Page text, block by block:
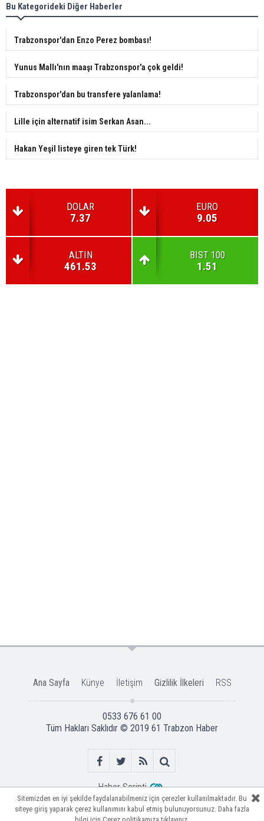
Bu Kategorideki Diğer Haberler
Trabzonspor'dan Enzo Perez bombası!
Yunus Mallı'nın maaşı Trabzonspor'a çok geldi!
Trabzonspor'dan bu transfere yalanlama!
Lille için alternatif isim Serkan Asan...
Hakan Yeşil listeye giren tek Türk!
DOLAR
7.37
EURO
9.05
ALTIN
461.53
BIST 100
1.51
Ana Sayfa Künye İletişim Gizlilik İlkeleri RSS
0533 676 61 00
Tüm Hakları Saklıdır © 2019 61 Trabzon Haber
Haber Scripti
Sitemizden en iyi şekilde faydalanabilmeniz için çerezler kullanılmaktadır. Bu
siteye giriş yaparak çerez kullanımını kabul etmiş bulunuyorsunuz. Daha fazla
Sitemizden en iyi şekilde faydalanabilmeniz için çerezler kullanılmaktadır. Bu
siteye giriş yaparak çerez kullanımını kabul etmiş bulunuyorsunuz. Daha fazla
Sitemizden en iyi şekilde faydalanabilmeniz için çerezler kullanılmaktadır. Bu
siteye giriş yaparak çerez kullanımını kabul etmiş bulunuyorsunuz. Daha fazla